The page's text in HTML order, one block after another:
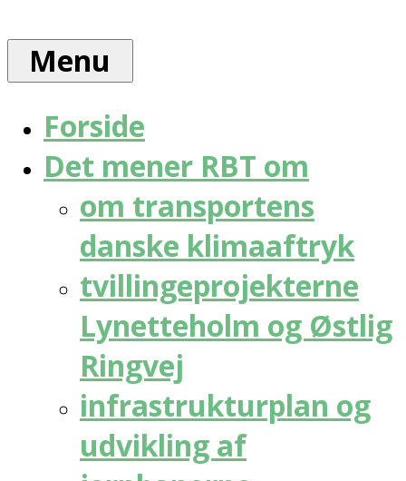
content
for
bæredygtig
trafik
Menu
Forside
Det mener RBT om
om transportens
danske klimaaftryk
tvillingeprojekterne
Lynetteholm og Østlig
Ringvej
infrastrukturplan og
udvikling af